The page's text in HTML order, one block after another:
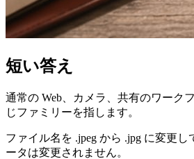
短い答え
通常の Web、カメラ、共有のワーク
じファミリーを指します。
ファイル名を .jpeg から .jpg に変更
ータは変更されません。